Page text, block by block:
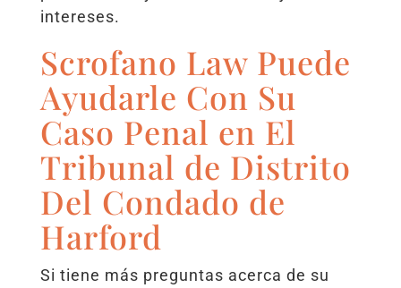
intereses.
Scrofano Law Puede
Ayudarle Con Su
Caso Penal en El
Tribunal de Distrito
Del Condado de
Harford
Si tiene más preguntas acerca de su